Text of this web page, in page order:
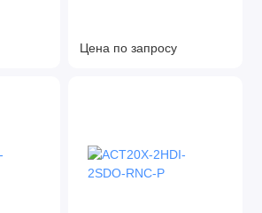
Цена по запросу